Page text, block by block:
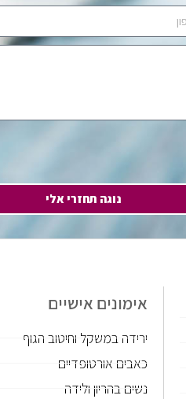
נוגה תחזרי אלי
אימונים אישיים
ירידה במשקל וחיטוב הגוף
כאבים אורטופדיים
נשים בהריון ולידה